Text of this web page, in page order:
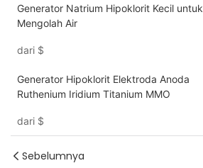
Generator Natrium Hipoklorit Kecil untuk
Mengolah Air
dari $
Generator Hipoklorit Elektroda Anoda
Ruthenium Iridium Titanium MMO
dari $
Sebelumnya